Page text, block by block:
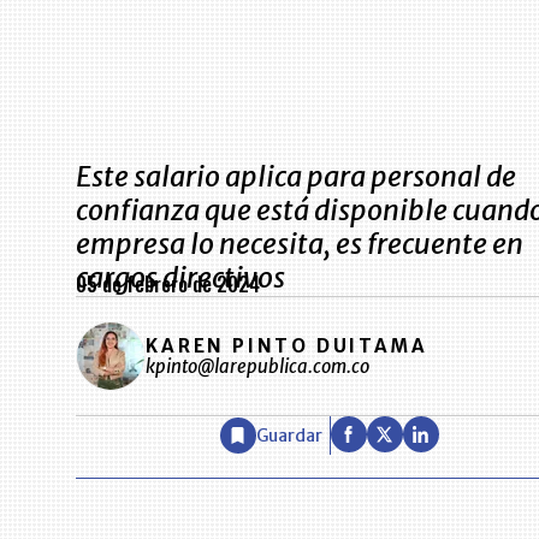
Este salario aplica para personal de
confianza que está disponible
empresa lo necesita, es frecuente en
cargos directivos
05 de febrero de 2024
KAREN PINTO DUITAMA
kpinto@larepublica.com.co
Guardar